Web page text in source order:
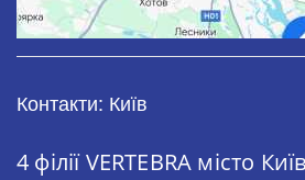
Контакти: Київ
4 філії VERTEBRA місто